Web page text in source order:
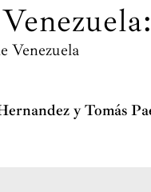
Venezuela
y Tomás